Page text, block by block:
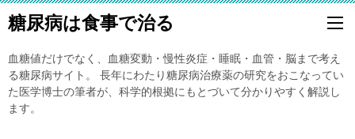
糖尿病は食事で治る
血糖値だけでなく、血糖変動・慢性炎症・睡眠・血管・脳まで考え
る糖尿病サイト。 長年にわたり糖尿病治療薬の研究をおこなってい
た医学博士の筆者が、科学的根拠にもとづいて分かりやすく解説し
ます。